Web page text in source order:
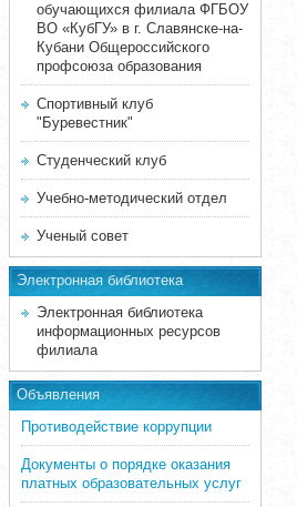
обучающихся филиала ФГБОУ
ВО «КубГУ» в г. Славянске-на-
Кубани Общероссийского
профсоюза образования
Спортивный клуб
"Буревестник"
Студенческий клуб
Учебно-методический отдел
Ученый совет
Электронная библиотека
Электронная библиотека
информационных ресурсов
филиала
Объявления
Противодействие коррупции
Документы о порядке оказания
платных образовательных услуг